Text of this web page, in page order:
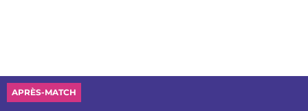
APRÈS-MATCH